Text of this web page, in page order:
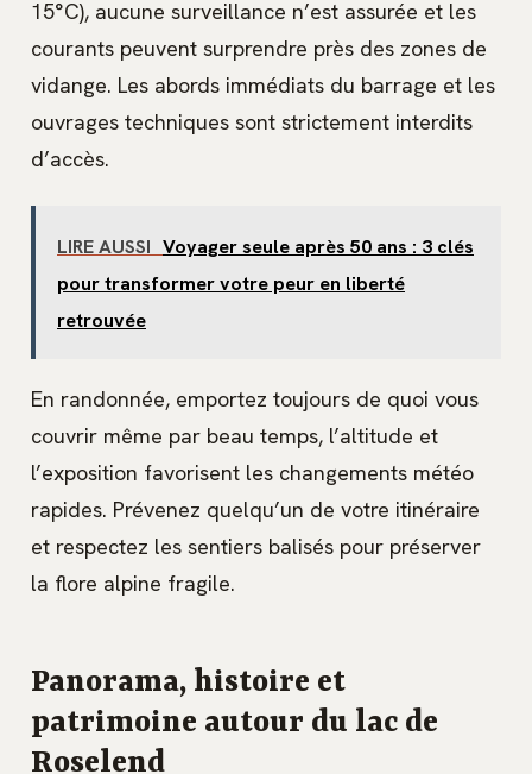
15°C), aucune surveillance n’est assurée et les
courants peuvent surprendre près des zones de
vidange. Les abords immédiats du barrage et les
ouvrages techniques sont strictement interdits
d’accès.
LIRE AUSSI Voyager seule après 50 ans : 3 clés
pour transformer votre peur en liberté
retrouvée
En randonnée, emportez toujours de quoi vous
couvrir même par beau temps, l’altitude et
l’exposition favorisent les changements météo
rapides. Prévenez quelqu’un de votre itinéraire
et respectez les sentiers balisés pour préserver
la flore alpine fragile.
Panorama, histoire et
patrimoine autour du lac de
Roselend